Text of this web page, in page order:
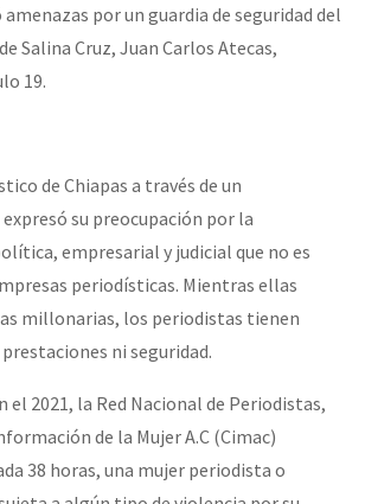
amenazas por un guardia de seguridad del
Salina Cruz, Juan Carlos Atecas,
19.
de Chiapas a través de un
su preocupación por la
empresarial y judicial que no es
periodísticas. Mientras ellas
millonarias, los periodistas tienen
ni seguridad.
el 2021, la Red Nacional de Periodistas,
de la Mujer A.C (Cimac)
38 horas, una mujer periodista o